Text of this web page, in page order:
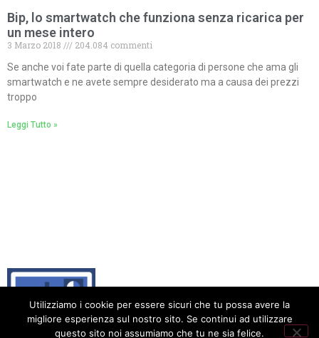
Bip, lo smartwatch che funziona senza ricarica per
un mese intero
3 Marzo 2018
204.084 commenti
Se anche voi fate parte di quella categoria di persone che ama gli
smartwatch e ne avete sempre desiderato ma a causa dei prezzi
troppo
Leggi Tutto »
Utilizziamo i cookie per essere sicuri che tu possa avere la
migliore esperienza sul nostro sito. Se continui ad utilizzare
questo sito noi assumiamo che tu ne sia felice.